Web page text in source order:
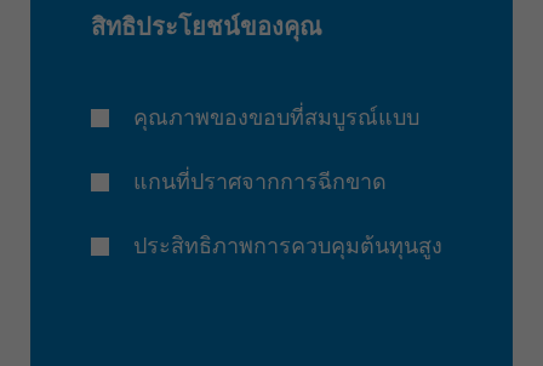
สิทธิประโยชน์ของคุณ
คุณภาพของขอบที่สมบูรณ์แบบ
แกนที่ปราศจากการฉีกขาด
ประสิทธิภาพการควบคุมต้นทุนสูง